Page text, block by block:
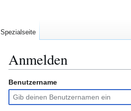
Anmelden
Zur
Navigation
springen
Zur
Suche
springen
Benutzername
Spezialseite